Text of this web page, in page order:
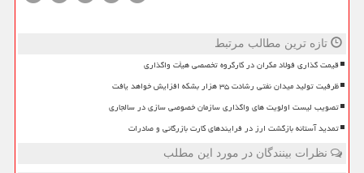
تازه ترین مطالب مرتبط
قیمت گذاری فولاد مکران در کارگروه تخصصی هیأت واگذاری
ظرفیت تولید میدان نفتی رشادت ۳۵ هزار بشکه افزایش خواهد یافت
تصویب لیست اولویت های واگذاری سازمان خصوصی سازی در سالجاری
تمدید آستانه بازگشت ارز در فرایندهای کارت بازرگانی و صادرات
نظرات بینندگان در مورد این مطلب